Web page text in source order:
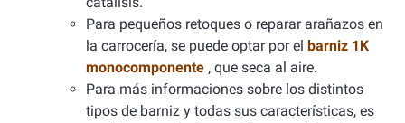
Para pequeños retoques o reparar arañazos en
la carrocería, se puede optar por el barniz 1K
monocomponente , que seca al aire.
Para más informaciones sobre los distintos
tipos de barniz y todas sus características, es